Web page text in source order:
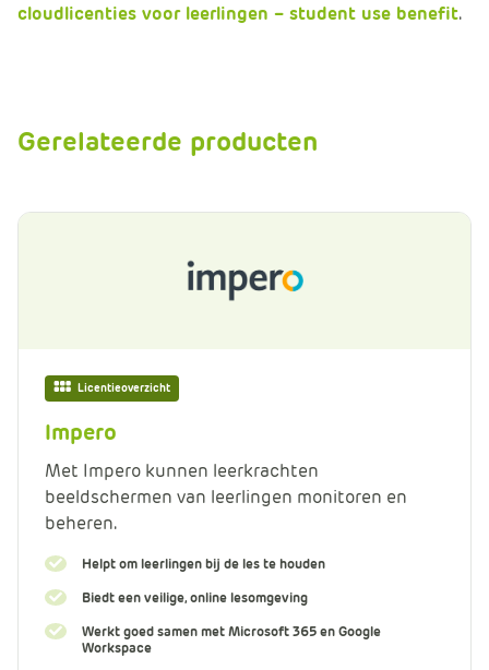
cloudlicenties voor leerlingen – student use benefit.
Gerelateerde producten
Licentieoverzicht
Impero
Met Impero kunnen leerkrachten
beeldschermen van leerlingen monitoren en
beheren.
Helpt om leerlingen bij de les te houden
Biedt een veilige, online lesomgeving
Werkt goed samen met Microsoft 365 en Google
Workspace